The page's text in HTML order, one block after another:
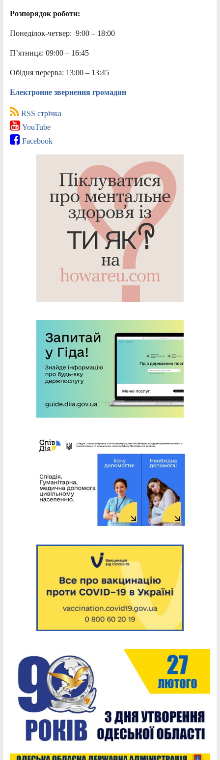
Розпорядок роботи:
Понеділок-четвер: 9:00 – 18:00
П’ятниця: 09:00 – 16:45
Обідня перерва: 13:00 – 13:45
Електронне звернення громадян
RSS стрічка
YouTube
Facebook